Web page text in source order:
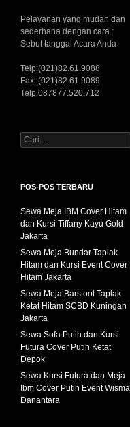
Pelayanan yang mudah dan
sederhana dengan cara :
Sebut tanggal Acara Anda
Telp:(021)82.61.9088
Fax :(021)82.61.9089
Telp.087877.520.712
Cari
untuk:
POS-POS TERBARU
Sewa Meja IBM Cover Hitam
dan Kursi Tiffany Kayu Gold
Jakarta
Sewa Meja Bundar Taplak
Hitam dan Kursi Event Cover
Hitam Jakarta
Sewa Meja Barstool Taplak
Ketat Hitam SCBD Kuningan
Jakarta
Sewa Sofa Putih dan Kursi
Futura Cover Putih Ketat
Depok
Sewa Kursi Futura dan Meja
Ibm Cover Putih Event Wisma
Danantara